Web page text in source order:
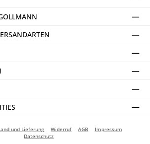
und Lieferung Widerruf AGB
Impressum
Datenschutz